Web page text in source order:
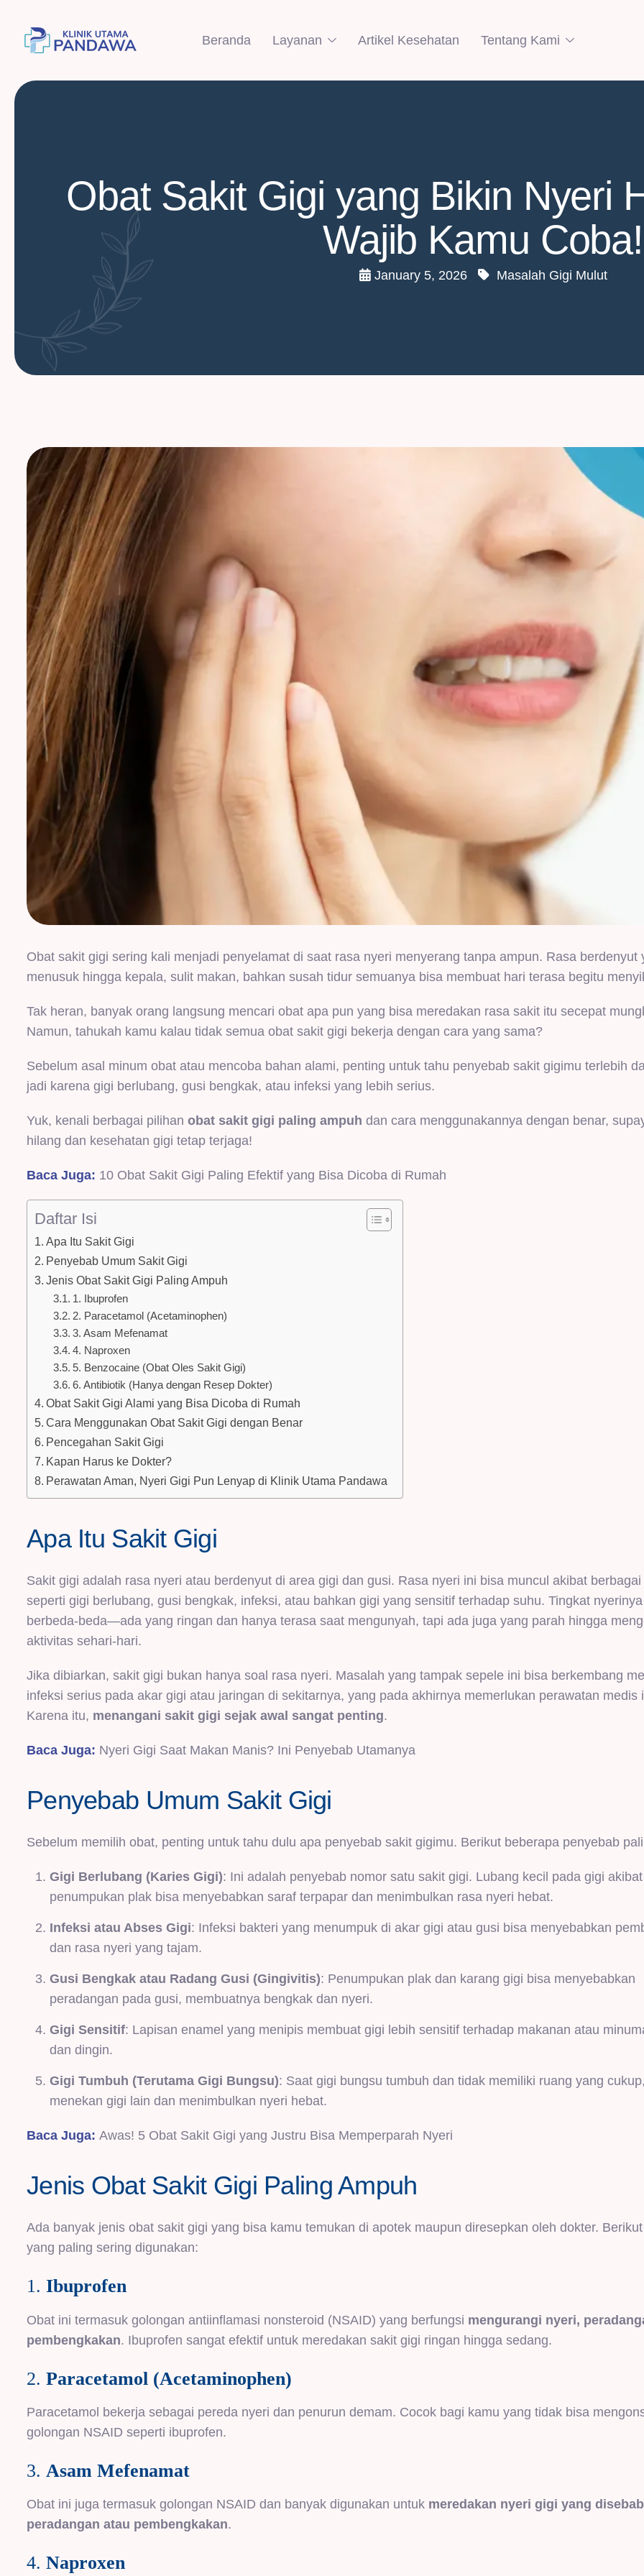
Beranda Layanan Artikel Kesehatan Tentang Kami
Obat Sakit Gigi yang Bikin Nyeri
Wajib Kamu Coba!
January 5, 2026 Masalah Gigi Mulut
Obat sakit gigi sering kali menjadi penyelamat di saat rasa nyeri menyerang tanpa ampun. Rasa berdenyut
menusuk hingga kepala, sulit makan, bahkan susah tidur semuanya bisa membuat hari terasa begitu
Tak heran, banyak orang langsung mencari obat apa pun yang bisa meredakan rasa sakit itu secepat
Namun, tahukah kamu kalau tidak semua obat sakit gigi bekerja dengan cara yang sama?
Sebelum asal minum obat atau mencoba bahan alami, penting untuk tahu penyebab sakit gigimu terlebih
jadi karena gigi berlubang, gusi bengkak, atau infeksi yang lebih serius.
Yuk, kenali berbagai pilihan obat sakit gigi paling ampuh dan cara menggunakannya dengan benar,
hilang dan kesehatan gigi tetap terjaga!
Baca Juga: 10 Obat Sakit Gigi Paling Efektif yang Bisa Dicoba di Rumah
Daftar Isi
Apa Itu Sakit Gigi
Penyebab Umum Sakit Gigi
Jenis Obat Sakit Gigi Paling Ampuh
1. Ibuprofen
2. Paracetamol (Acetaminophen)
3. Asam Mefenamat
4. Naproxen
5. Benzocaine (Obat Oles Sakit Gigi)
6. Antibiotik (Hanya dengan Resep Dokter)
Obat Sakit Gigi Alami yang Bisa Dicoba di Rumah
Cara Menggunakan Obat Sakit Gigi dengan Benar
Pencegahan Sakit Gigi
Kapan Harus ke Dokter?
Perawatan Aman, Nyeri Gigi Pun Lenyap di Klinik Utama Pandawa
Apa Itu Sakit Gigi
Sakit gigi adalah rasa nyeri atau berdenyut di area gigi dan gusi. Rasa nyeri ini bisa muncul akibat berbagai
seperti gigi berlubang, gusi bengkak, infeksi, atau bahkan gigi yang sensitif terhadap suhu. Tingkat
berbeda-beda—ada yang ringan dan hanya terasa saat mengunyah, tapi ada juga yang parah hingga
aktivitas sehari-hari.
Jika dibiarkan, sakit gigi bukan hanya soal rasa nyeri. Masalah yang tampak sepele ini bisa berkembang
infeksi serius pada akar gigi atau jaringan di sekitarnya, yang pada akhirnya memerlukan perawatan medis
Karena itu, menangani sakit gigi sejak awal sangat penting.
Baca Juga: Nyeri Gigi Saat Makan Manis? Ini Penyebab Utamanya
Penyebab Umum Sakit Gigi
Sebelum memilih obat, penting untuk tahu dulu apa penyebab sakit gigimu. Berikut beberapa penyebab
Gigi Berlubang (Karies Gigi): Ini adalah penyebab nomor satu sakit gigi. Lubang kecil pada gigi akibat
penumpukan plak bisa menyebabkan saraf terpapar dan menimbulkan rasa nyeri hebat.
Infeksi atau Abses Gigi: Infeksi bakteri yang menumpuk di akar gigi atau gusi bisa menyebabkan
dan rasa nyeri yang tajam.
Gusi Bengkak atau Radang Gusi (Gingivitis): Penumpukan plak dan karang gigi bisa menyebabkan
peradangan pada gusi, membuatnya bengkak dan nyeri.
Gigi Sensitif: Lapisan enamel yang menipis membuat gigi lebih sensitif terhadap makanan atau
dan dingin.
Gigi Tumbuh (Terutama Gigi Bungsu): Saat gigi bungsu tumbuh dan tidak memiliki ruang yang
menekan gigi lain dan menimbulkan nyeri hebat.
Baca Juga: Awas! 5 Obat Sakit Gigi yang Justru Bisa Memperparah Nyeri
Jenis Obat Sakit Gigi Paling Ampuh
Ada banyak jenis obat sakit gigi yang bisa kamu temukan di apotek maupun diresepkan oleh dokter.
yang paling sering digunakan:
1. Ibuprofen
Obat ini termasuk golongan antiinflamasi nonsteroid (NSAID) yang berfungsi mengurangi nyeri,
pembengkakan. Ibuprofen sangat efektif untuk meredakan sakit gigi ringan hingga sedang.
2. Paracetamol (Acetaminophen)
Paracetamol bekerja sebagai pereda nyeri dan penurun demam. Cocok bagi kamu yang tidak bisa
golongan NSAID seperti ibuprofen.
3. Asam Mefenamat
Obat ini juga termasuk golongan NSAID dan banyak digunakan untuk meredakan nyeri gigi yang
peradangan atau pembengkakan.
4. Naproxen